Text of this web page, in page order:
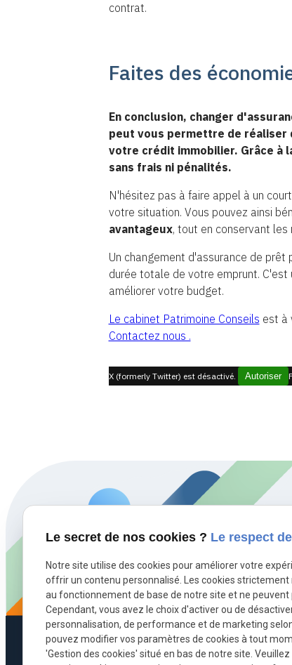
contrat.
Faites des
En conclusion, changer
peut vous permettre de réaliser
votre crédit immobilier. Grâce à
sans frais ni pénalités.
N'hésitez pas à faire appel à un
votre situation. Vous pouvez ainsi
avantageux, tout en conservant les
Un changement d'assurance de prêt
durée totale de votre emprunt.
améliorer votre budget.
Le cabinet Patrimoine Conseils est à
Contactez nous .
X (formerly Twitter) est désactivé. Autoriser
Le secret de nos cookies ? Le respect
Notre site utilise des cookies pour améliorer votre
offrir un contenu personnalisé. Les cookies
au fonctionnement de base de notre site et ne peuvent
Cependant, vous avez le choix d'activer ou de
personnalisation, de performance et de marketing
pouvez modifier vos paramètres de cookies à tout
'Gestion des cookies' situé en bas de notre site.